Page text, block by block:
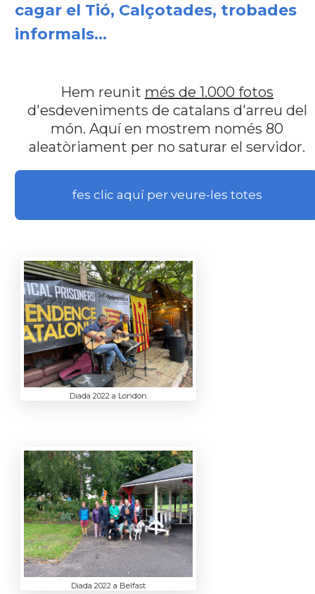
cagar el Tió, Calçotades, trobades
informals...
Hem reunit més de 1.000 fotos
d'esdeveniments de catalans d'arreu del
món. Aquí en mostrem només 80
aleatòriament per no saturar el servidor.
fes clic aquí per veure-les totes
Diada 2022 a London
Diada 2022 a Belfast